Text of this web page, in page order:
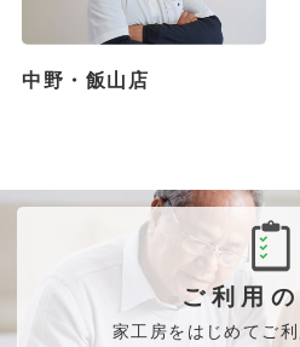
中野・飯山店
ご利用
家工房をはじめてご利